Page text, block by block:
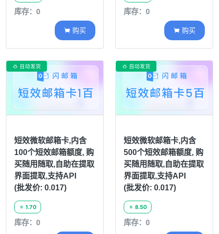
库存：0
 购买
库存：0
 购买
 自动发货
短效微软邮箱卡,内含
100个短效邮箱额度, 购
买随用随取,自助在提取
界面提取,支持API
(批发价: 0.017)
 1.70
库存：0
 自动发货
短效微软邮箱卡,内含
500个短效邮箱额度, 购
买随用随取,自助在提取
界面提取,支持API
(批发价: 0.017)
 8.50
库存：0